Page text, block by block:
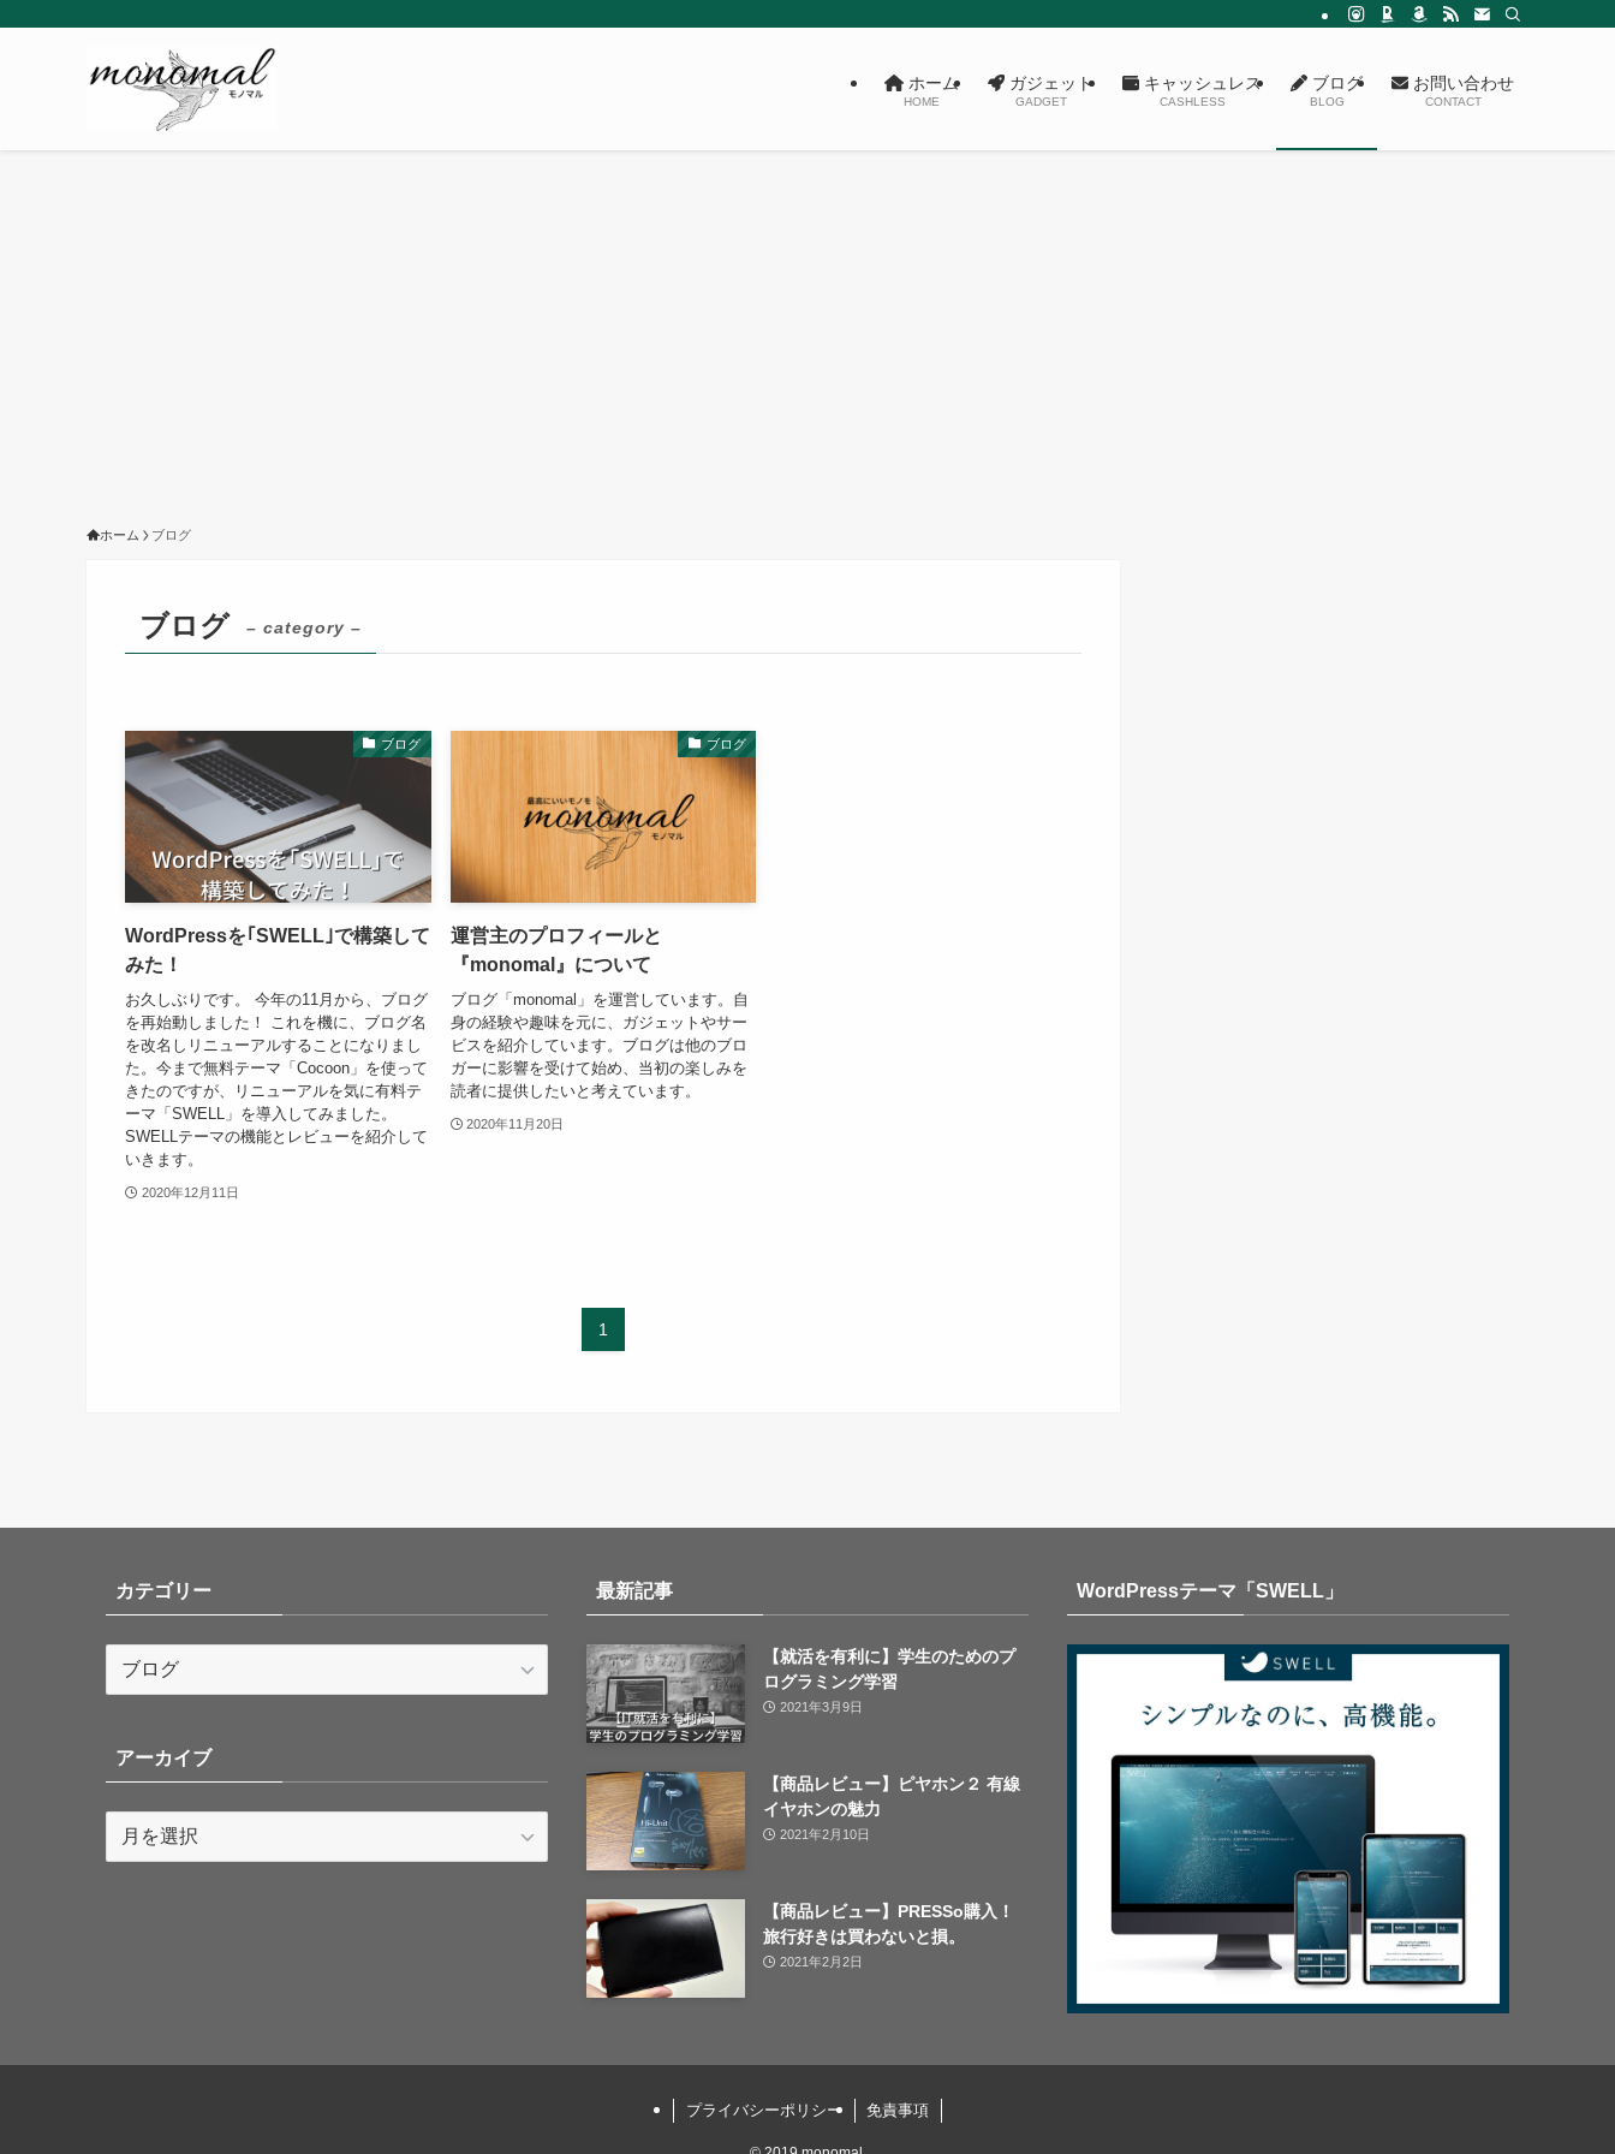
ホーム
HOME
ガジェット
GADGET
キャッシュレス
CASHLESS
ブログ
BLOG
お問い合わせ
CONTACT
ホーム ブログ
ブログ – category –
ブログ
WordPressを｢SWELL｣で構築して
みた！
お久しぶりです。 今年の11月から、ブログ
を再始動しました！ これを機に、ブログ名
を改名しリニューアルすることになりまし
た。今まで無料テーマ「Cocoon」を使って
きたのですが、リニューアルを気に有料テ
ーマ「SWELL」を導入してみました。
SWELLテーマの機能とレビューを紹介して
いきます。
2020年12月11日
ブログ
運営主のプロフィールと
『monomal』について
ブログ「monomal」を運営しています。自
身の経験や趣味を元に、ガジェットやサー
ビスを紹介しています。ブログは他のブロ
ガーに影響を受けて始め、当初の楽しみを
読者に提供したいと考えています。
2020年11月20日
1
カテゴリー
リ
ー
アーカイブ
最新記事
【就活を有利に】学生のためのプ
ログラミング学習
2021年3月9日
【商品レビュー】ピヤホン２ 有線
イヤホンの魅力
2021年2月10日
【商品レビュー】PRESSo購入！
旅行好きは買わないと損。
2021年2月2日
WordPressテーマ「SWELL」
プライバシーポリシー 免責事項